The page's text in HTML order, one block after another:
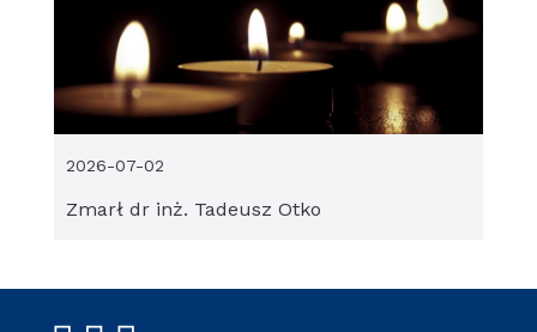
Zmarł dr inż. Tadeusz Otko
2026-07-02